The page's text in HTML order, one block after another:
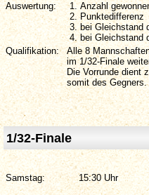
Auswertung:
Anzahl
Punktedifferenz
bei Gleichstand
bei Gleichstand
Qualifikation:
Alle 8
im 1/32-Finale
Die Vorrunde dient
somit des Gegners.
1/32-Finale
Samstag: 15:30 Uhr